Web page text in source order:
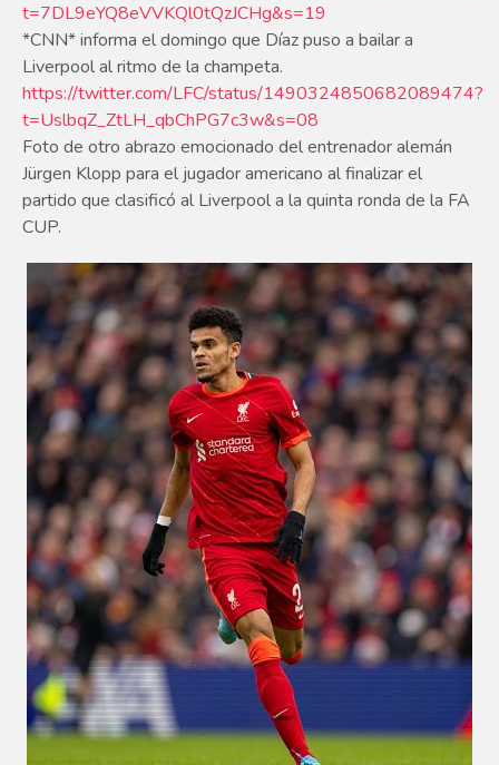
t=7DL9eYQ8eVVKQl0tQzJCHg&s=19
*CNN* informa el domingo que Díaz puso a bailar a
Liverpool al ritmo de la champeta.
https://twitter.com/LFC/status/1490324850682089474?
t=UslbqZ_ZtLH_qbChPG7c3w&s=08
Foto de otro abrazo emocionado del entrenador alemán
Jürgen Klopp para el jugador americano al finalizar el
partido que clasificó al Liverpool a la quinta ronda de la FA
CUP.